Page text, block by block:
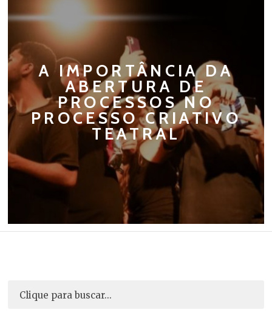
A IMPORTÂNCIA DA
ABERTURA DE
PROCESSOS NO
PROCESSO CRIATIVO
TEATRAL